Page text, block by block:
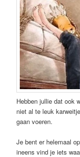
Hebben jullie dat ook
niet al te leuk
gaan voeren.
Je bent er helemaal
ineens vind je iets